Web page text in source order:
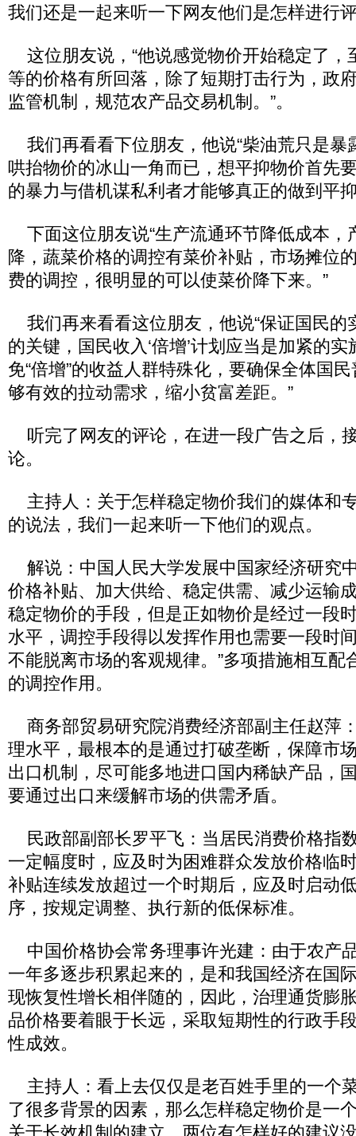
我们还是一起来听一下网友他们是怎样进行
这位朋友说，“他说感觉物价开始稳定了，
等的价格有所回落，除了短期打击行为，政
监管机制，规范农产品交易机制。”。
我们再看看下位朋友，他说“柴油荒只是暴
哄抬物价的冰山一角而已，想平抑物价首先
的暴力与借机谋私利者才能够真正的做到平
下面这位朋友说“生产流通环节降低成本，
降，蔬菜价格的调控有菜价补贴，市场摊位
费的调控，很明显的可以使菜价降下来。”
我们再来看看这位朋友，他说“保证国民的
的关键，国民收入‘倍增’计划应当是加紧的
免“倍增”的收益人群特殊化，要确保全体国
够有效的拉动需求，缩小贫富差距。”
听完了网友的评论，在进一段广告之后，
论。
主持人：关于怎样稳定物价我们的媒体和
的说法，我们一起来听一下他们的观点。
解说：中国人民大学发展中国家经济研究
价格补贴、加大供给、稳定供需、减少运输
稳定物价的手段，但是正如物价是经过一段
水平，调控手段得以发挥作用也需要一段时
不能脱离市场的客观规律。”多项措施相互配
的调控作用。
商务部贸易研究院消费经济部副主任赵萍
理水平，最根本的是通过打破垄断，保障市
出口机制，尽可能多地进口国内稀缺产品，
要通过出口来缓解市场的供需矛盾。
民政部副部长罗平飞：当居民消费价格指
一定幅度时，应及时为困难群众发放价格临
补贴连续发放超过一个时期后，应及时启动
序，按规定调整、执行新的低保标准。
中国价格协会常务理事许光建：由于农产
一年多逐步积累起来的，是和我国经济在国
现恢复性增长相伴随的，因此，治理通货膨
品价格要着眼于长远，采取短期性的行政手
性成效。
主持人：看上去仅仅是老百姓手里的一个
了很多背景的因素，那么怎样稳定物价是一